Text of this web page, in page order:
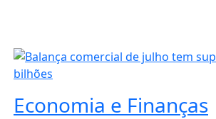
Economia e Finanças